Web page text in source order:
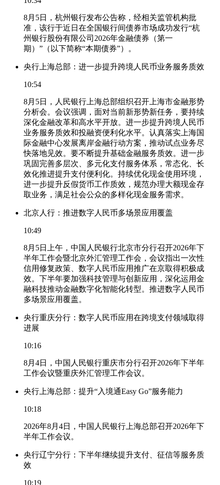
8月5日，杭州银行发布公告称，经相关监管机构批
准，该行于近日在全国银行间债券市场成功发行“杭
州银行股份有限公司2026年金融债券（第一
期）”（以下简称“本期债券”）。
央行上海总部：进一步提升跨境人民币业务服务质效
10:54
8月5日，人民银行上海总部组织召开上海市金融形势
分析会。会议强调，面对当前新形势新任务，要持续
深化金融改革和高水平开放。进一步提升跨境人民币
业务服务质效和投融资便利化水平。认真落实上海国
际金融中心发展离岸金融行动方案，推动试点业务尽
快落地见效。要不断提升基础金融服务质效。进一步
巩固完善多层次、多元化支付服务体系，常态化、长
效化推进提升支付便利化。持续优化现金使用环境，
进一步提升反假货币工作质效，规范办理大额现金存
取业务，满足社会公众的多样化现金服务需求。
北京人行：推进数字人民币多场景应用覆盖
10:49
8月5日上午，中国人民银行北京市分行召开2026年下
半年工作会暨北京外汇管理工作会，会议指出一次性
信用修复政策、数字人民币应用推广在京取得积极成
效。下半年要加强科技管理与创新应用，深化运用金
融科技推动金融数字化智能化转型。推进数字人民币
多场景应用覆盖。
央行重庆分行：数字人民币应用在跨境支付领域取得
进展
10:16
8月4日，中国人民银行重庆市分行召开2026年下半年
工作会议暨重庆外汇管理工作会议。
央行上海总部：提升“入境通Easy Go”服务能力
10:18
2026年8月4日，中国人民银行上海总部召开2026年下
半年工作会议。
央行辽宁分行：下半年继续提升支付、征信等服务质
效
10:19